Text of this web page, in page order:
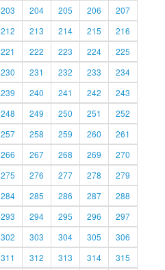
203 204 205 206
207
212 213 214 215
216
221 222 223 224
225
230 231 232 233
234
239 240 241 242
243
248 249 250 251
252
257 258 259 260
261
266 267 268 269
270
275 276 277 278
279
284 285 286 287
288
293 294 295 296
297
302 303 304 305
306
311 312 313 314 315